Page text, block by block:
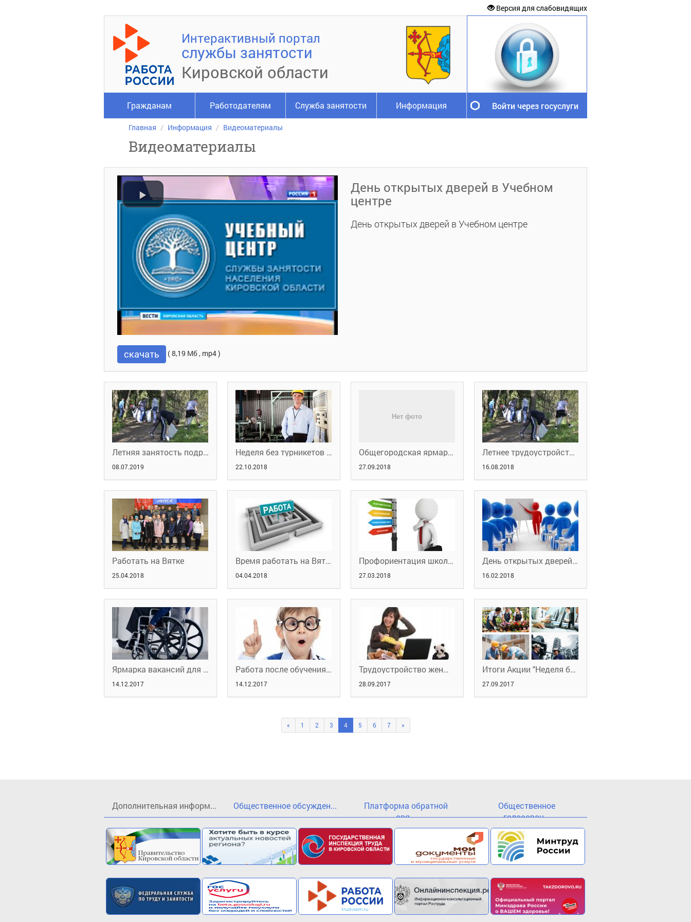
Версия для слабовидящих
Интерактивный портал
службы занятости
Кировской области
Гражданам Работодателям Служба занятости Информация Войти через госуслуги
Главная Информация Видеоматериалы
Видеоматериалы
День открытых дверей в Учебном
центре
День открытых дверей в Учебном центре
скачать ( 8,19 Мб , mp4 )
Летняя занятость подростков
08.07.2019
Неделя без турникетов - 2018
22.10.2018
Общегородская ярмарка вакансий
27.09.2018
Летнее трудоустройство подростков с ограниченными возможностями
16.08.2018
Работать на Вятке
25.04.2018
Время работать на Вятке!
04.04.2018
Профориентация школьников
27.03.2018
День открытых дверей в Учебном центре Службы занятости
16.02.2018
Ярмарка вакансий для инвалидов города Кирова 29 ноября в КОО ООО «ВСЕРОССИЙСКОЕ ОБЩЕСТВО ИНВАЛИДОВ».
14.12.2017
Работа после обучения, трудоустройство подростков
14.12.2017
Трудоустройство женщин, воспитывающих детей
28.09.2017
Итоги Акции "Неделя без турникетов" апрель 2017г
27.09.2017
« 1 2 3 4 5 6 7 »
Дополнительная информ... Общественное обсужден...
Платформа обратной
свя...
Общественное
голосован...